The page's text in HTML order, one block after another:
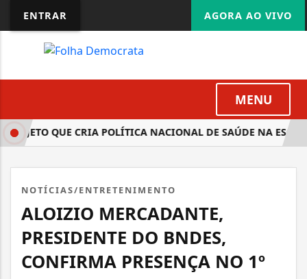
ENTRAR AGORA AO VIVO
MENU
QUE CRIA POLÍTICA NACIONAL DE SAÚDE NA ESCOLA
NOTÍCIAS/ENTRETENIMENTO
ALOIZIO MERCADANTE,
PRESIDENTE DO BNDES,
CONFIRMA PRESENÇA NO 1º